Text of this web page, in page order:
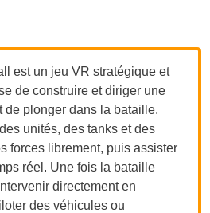
est un jeu VR stratégique et
de construire et diriger une
de plonger dans la bataille.
unités, des tanks et des
forces librement, puis assister
réel. Une fois la bataille
directement en
des véhicules ou